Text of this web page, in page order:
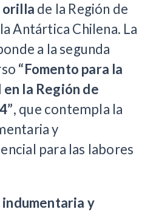
orilla de la Región de
Antártica Chilena. La
a la segunda
“Fomento para la
la Región de
, que contempla la
y
para las labores
indumentaria y